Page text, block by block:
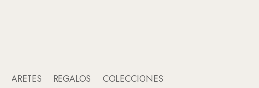
ARETES REGALOS COLECCIONES